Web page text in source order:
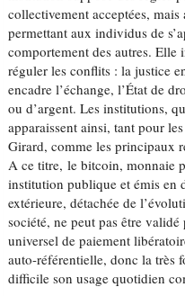
collectivement acceptées,
permettant aux individus de
comportement des autres. Elle
réguler les conflits : la justice
encadre l’échange, l’État de
ou d’argent. Les institutions,
apparaissent ainsi, tant pour
Girard, comme les principaux
A ce titre, le bitcoin, monnaie
institution publique et émis en
extérieure, détachée de
société, ne peut pas être
universel de paiement
auto-référentielle, donc la très
difficile son usage quotidien